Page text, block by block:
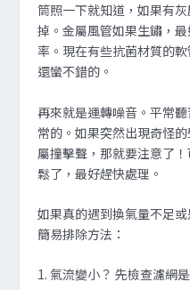
筒照一下就知道，如果有
掉。金屬風管如果生鏽，
率。現在有些抗菌材質的
還蠻不錯的。
再來就是運轉噪音。平常
常的。如果突然出現奇怪
屬撞擊聲，那就要注意了
鬆了，最好趕快處理。
如果真的遇到換氣量不足
簡易排除方法：
1.氣流變小？ 先檢查濾網